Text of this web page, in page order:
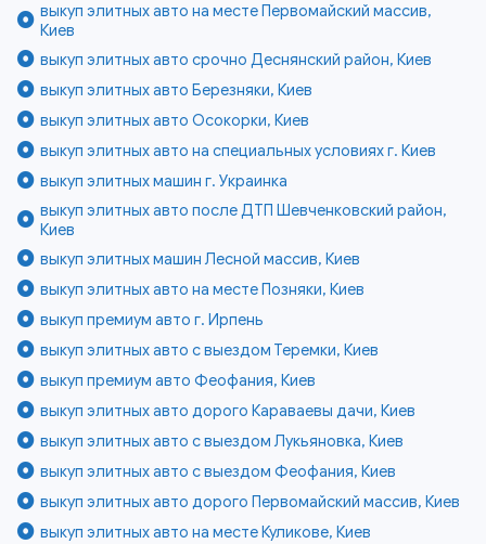
выкуп элитных авто на месте Первомайский массив,
Киев
выкуп элитных авто срочно Деснянский район, Киев
выкуп элитных авто Березняки, Киев
выкуп элитных авто Осокорки, Киев
выкуп элитных авто на специальных условиях г. Киев
выкуп элитных машин г. Украинка
выкуп элитных авто после ДТП Шевченковский район,
Киев
выкуп элитных машин Лесной массив, Киев
выкуп элитных авто на месте Позняки, Киев
выкуп премиум авто г. Ирпень
выкуп элитных авто с выездом Теремки, Киев
выкуп премиум авто Феофания, Киев
выкуп элитных авто дорого Караваевы дачи, Киев
выкуп элитных авто с выездом Лукьяновка, Киев
выкуп элитных авто с выездом Феофания, Киев
выкуп элитных авто дорого Первомайский массив, Киев
выкуп элитных авто на месте Куликове, Киев